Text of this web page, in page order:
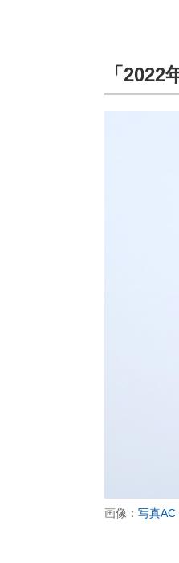
「
画像： 写真AC